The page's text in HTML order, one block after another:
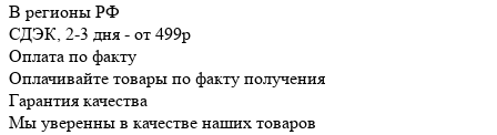
В регионы РФ
СДЭК, 2-3 дня - от 499р
Оплата по факту
Оплачивайте товары по факту получения
Гарантия качества
Мы уверенны в качестве наших товаров